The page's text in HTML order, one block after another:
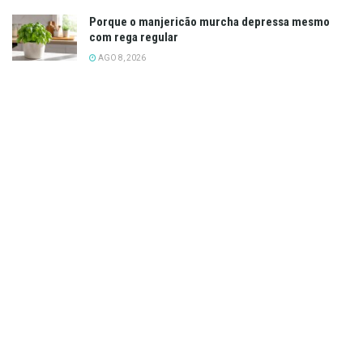
Porque o manjericão murcha depressa mesmo
com rega regular
AGO 8, 2026